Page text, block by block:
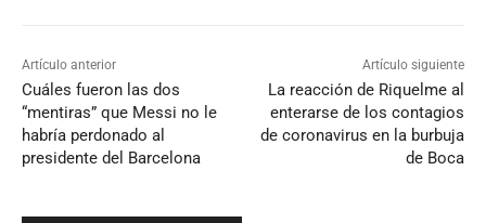
Artículo anterior
Cuáles fueron las dos
“mentiras” que Messi no le
habría perdonado al
presidente del Barcelona
Artículo siguiente
La reacción de Riquelme al
enterarse de los contagios
de coronavirus en la burbuja
de Boca